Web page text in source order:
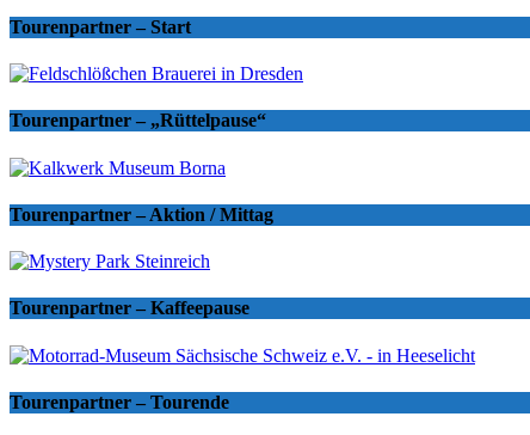
Tourenpartner – Start
Tourenpartner – „Rüttelpause“
Tourenpartner – Aktion / Mittag
Tourenpartner – Kaffeepause
Tourenpartner – Tourende